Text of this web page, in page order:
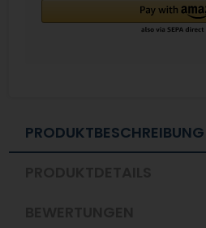
PRODUKTBESCHREIBUNG